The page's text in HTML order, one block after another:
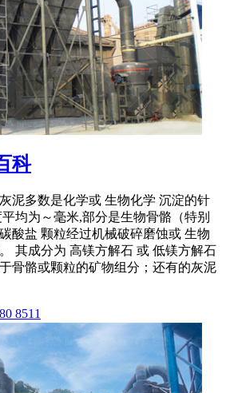
科
泥多数是化学或 生物化学 沉淀的针
均为～毫米,部分是生物骨骼（特别
酸盐 颗粒经过机械破碎磨蚀或 生物
其成分为 高镁方解石 或 低镁方解石
骨骼或颗粒的矿物组分；还有的灰泥
8511